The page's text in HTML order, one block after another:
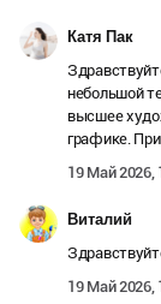
Катя Пак
небольшой
высшее
графике.
19 Май 2026,
Виталий
19 Май 2026,